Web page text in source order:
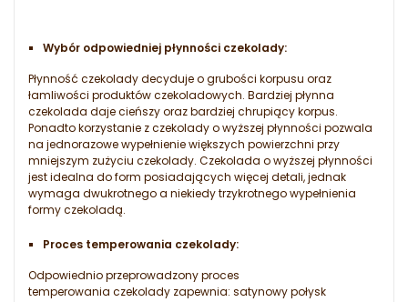
Wybór odpowiedniej płynności czekolady:
Płynność czekolady decyduje o grubości korpusu oraz
łamliwości produktów czekoladowych. Bardziej płynna
czekolada daje cieńszy oraz bardziej chrupiący korpus.
Ponadto korzystanie z czekolady o wyższej płynności pozwala
na jednorazowe wypełnienie większych powierzchni przy
mniejszym zużyciu czekolady. Czekolada o wyższej płynności
jest idealna do form posiadających więcej detali, jednak
wymaga dwukrotnego a niekiedy trzykrotnego wypełnienia
formy czekoladą.
Proces temperowania czekolady:
Odpowiednio przeprowadzony proces
temperowania czekolady zapewnia: satynowy połysk